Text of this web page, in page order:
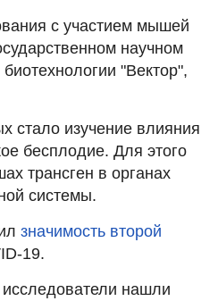
с участием мышей
научном
"Вектор",
стало изучение влияния
бесплодие. Для этого
трансген в органах
системы.
значимость второй
19.
нашли